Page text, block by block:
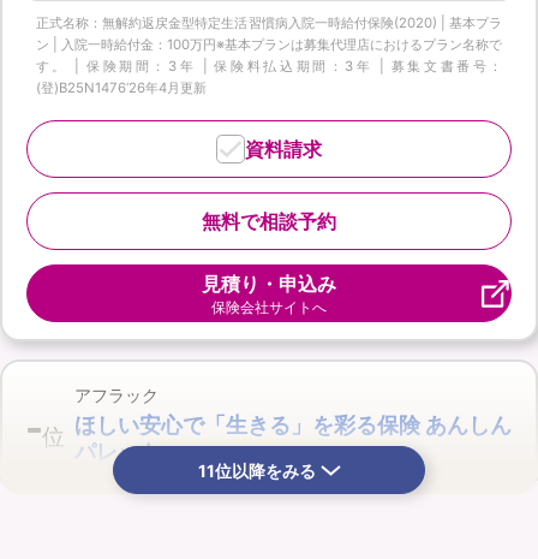
正式名称：無解約返戻金型特定生活習慣病入院一時給付保険(2020) | 基本プラ
ン | 入院一時給付金：100万円※基本プランは募集代理店におけるプラン名称で
す。 | 保険期間：3年 | 保険料払込期間：3年 | 募集文書番号：
(登)B25N1476‘26年4月更新
無料で相談予約
資料請求
見積り・申込み
保険会社サイトへ
-位
アフラック
ほしい安心で「生きる」を彩る保険 あんしん
パレット
11位以降をみる